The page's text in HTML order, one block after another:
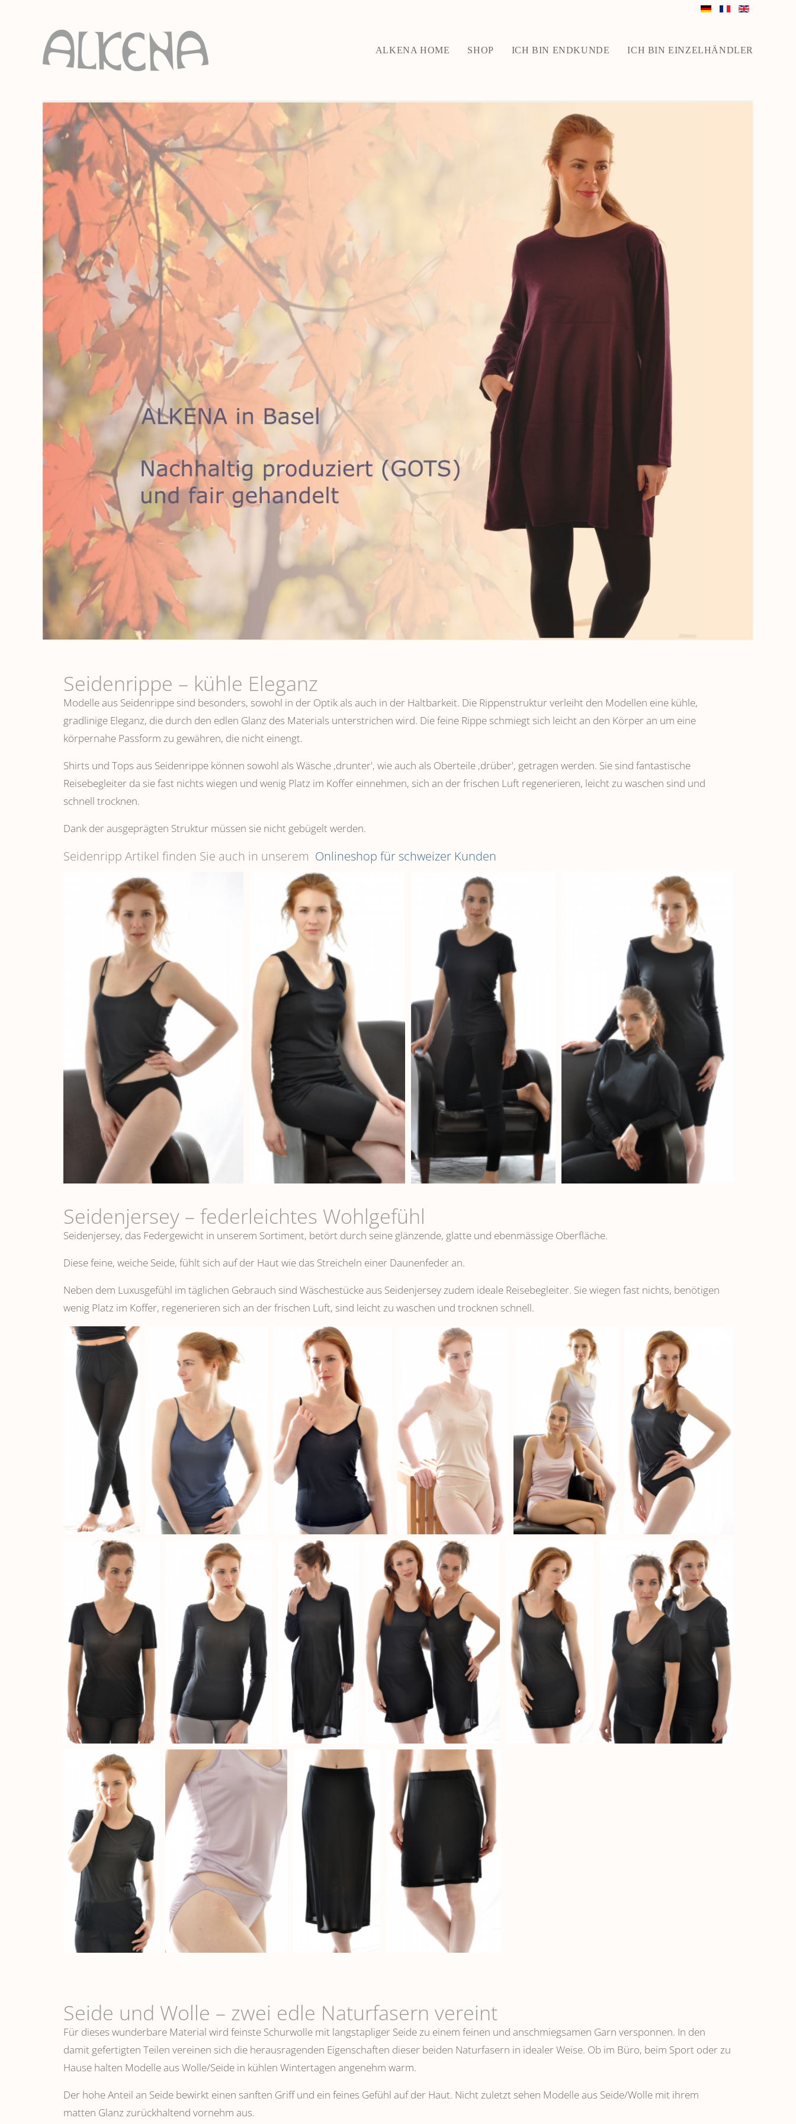
ALKENA HOME SHOP ICH BIN ENDKUNDE ICH BIN EINZELHÄNDLER
Seidenrippe­ – kühle Eleganz
Modelle aus Seidenrippe sind besonders, sowohl in der Optik als auch in der Haltbarkeit. Die Rippenstruktur verleiht den Modellen eine kühle,
gradlinige Eleganz, die durch den edlen Glanz des Materials unterstrichen wird. Die feine Rippe schmiegt sich leicht an den Körper an um eine
körpernahe Passform zu gewähren, die nicht einengt.
Shirts und Tops aus Seidenrippe können sowohl als Wäsche ,drunter', wie auch als Oberteile ‚drüber', getragen werden. Sie sind fantastische
Reisebegleiter da sie fast nichts wiegen und wenig Platz im Koffer einnehmen, sich an der frischen Luft regenerieren, leicht zu waschen sind und
schnell trocknen.
Dank der ausgeprägten Struktur müssen sie nicht gebügelt werden.
Seidenripp Artikel finden Sie auch in unserem Onlineshop für schweizer Kunden
Seidenjersey – federleichtes Wohlgefühl
Seidenjersey, das Federgewicht in unserem Sortiment, betört durch seine glänzende, glatte und ebenmässige Oberfläche.
Diese feine, weiche Seide, fühlt sich auf der Haut wie das Streicheln einer Daunenfeder an.
Neben dem Luxusgefühl im täglichen Gebrauch sind Wäschestücke aus Seidenjersey zudem ideale Reisebegleiter. Sie wiegen fast nichts, benötigen
wenig Platz im Koffer, regenerieren sich an der frischen Luft, sind leicht zu waschen und trocknen schnell.
Seide und Wolle – zwei edle Naturfasern vereint
Für dieses wunderbare Material wird feinste Schurwolle mit langstapliger Seide zu einem feinen und anschmiegsamen Garn versponnen. In den
damit gefertigten Teilen vereinen sich die herausragenden Eigenschaften dieser beiden Naturfasern in idealer Weise. Ob im Büro, beim Sport oder zu
Hause halten Modelle aus Wolle/Seide in kühlen Wintertagen angenehm warm.
Der hohe Anteil an Seide bewirkt einen sanften Griff und ein feines Gefühl auf der Haut. Nicht zuletzt sehen Modelle aus Seide/Wolle mit ihrem
matten Glanz zurückhaltend vornehm aus.